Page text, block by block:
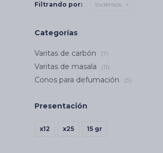
Filtrando por: Inciensos
Categorías
Varitas de carbón (7)
Varitas de masala (11)
Conos para defumación (3)
Presentación
x12 x25 15 gr